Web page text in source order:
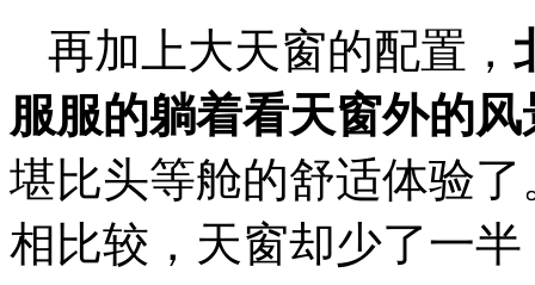
再加上大天窗的配置，
服服的躺着看天窗外的风
堪比头等舱的舒适体验
相比较，天窗却少了一